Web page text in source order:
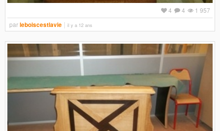
1 957
4
4
parleboiscestlavie il y a 12 ans